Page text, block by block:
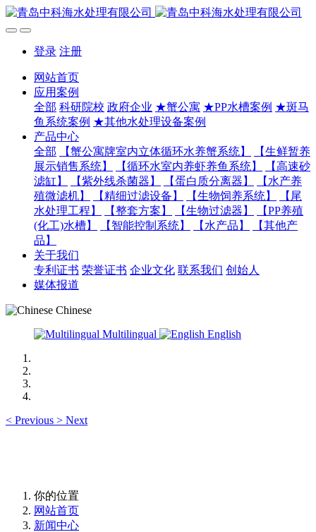
登录 注册
网站首页
应用案例
全部 科研院校 政府企业 ★蟹公寓 ★PP水槽案例 ★斑马
鱼系统案例 ★其他水处理设备案例
产品中心
全部
【蟹公寓牌室内立体循环水养蟹系统】
【生鲜暂养
展示销售系统】
【循环水室内养虾养鱼系统】
【高速砂
滤缸】
【紫外线杀菌器】 【蛋白质分离器】
【水产养
殖微滤机】
【精细过滤设备】 【生物饲养系统】
【尾
水处理工程】
【整套方案】 【生物过滤器】
【PP养殖
(化工)水槽】
【智能控制系统】 【水产品】
【其他产
品】
关于我们
专利证书 荣誉证书 企业文化 联系我们 创始人
媒体报道
Chinese
Multilingual
English
< Previous > Next
你的位置
网站首页
新闻中心